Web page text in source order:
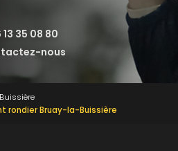
13 35 08 80
nous
rondier Bruay-la-Buissière